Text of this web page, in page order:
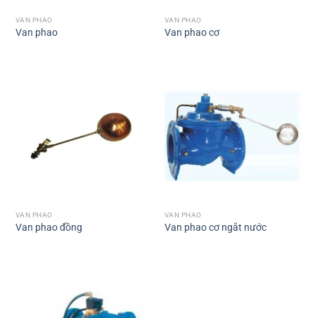
VAN PHAO
Van phao
VAN PHAO
Van phao cơ
VAN PHAO
Van phao đồng
VAN PHAO
Van phao cơ ngắt nước